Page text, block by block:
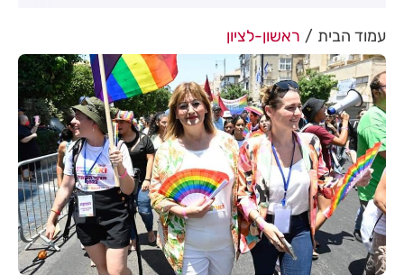
עמוד הבית ראשון-לציון